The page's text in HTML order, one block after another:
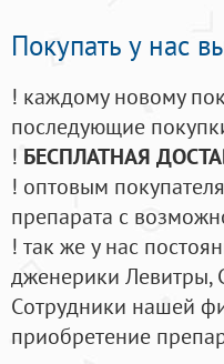
Покупать у нас
! каждому новому
последующие
! БЕСПЛАТНАЯ
! оптовым
препарата с
! так же у нас
дженерики Левитры,
Cотрудники нашей
приобретение